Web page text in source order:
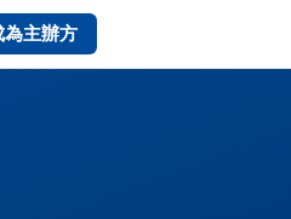
為主辦方